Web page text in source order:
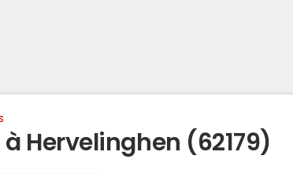
Hervelinghen (62179)